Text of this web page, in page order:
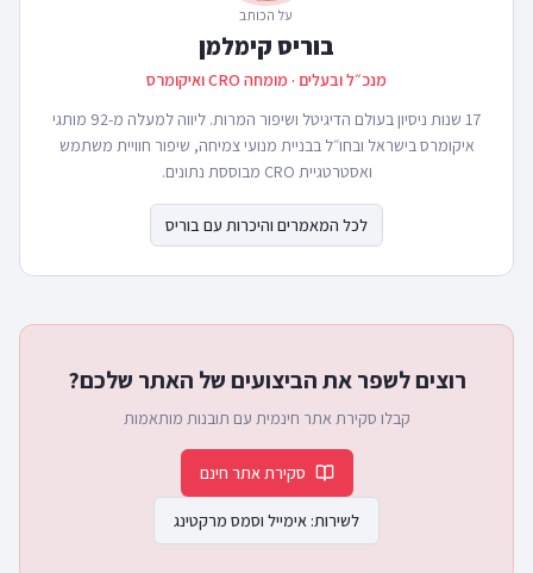
על הכותב
בוריס קימלמן
מנכ״ל ובעלים · מומחה CRO ואיקומרס
17 שנות ניסיון בעולם הדיגיטל ושיפור המרות. ליווה למעלה מ-92 מותגי
איקומרס בישראל ובחו״ל בבניית מנועי צמיחה, שיפור חוויית משתמש
ואסטרטגיית CRO מבוססת נתונים.
לכל המאמרים והיכרות עם בוריס
רוצים לשפר את הביצועים של האתר שלכם?
קבלו סקירת אתר חינמית עם תובנות מותאמות
סקירת אתר חינם
לשירות: אימייל וסמס מרקטינג